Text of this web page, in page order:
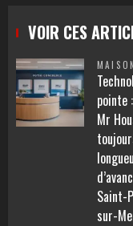
VOIR CES
MAISON
pointe
Mr
Saint-
sur-